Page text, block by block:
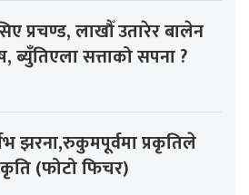
प्रचण्ड, लाखौँ उतारेर बालेन
ब्युँतिएला सत्ताको सपना ?
झरना,रुकुमपूर्वमा प्रकृतिले
(फोटो फिचर)